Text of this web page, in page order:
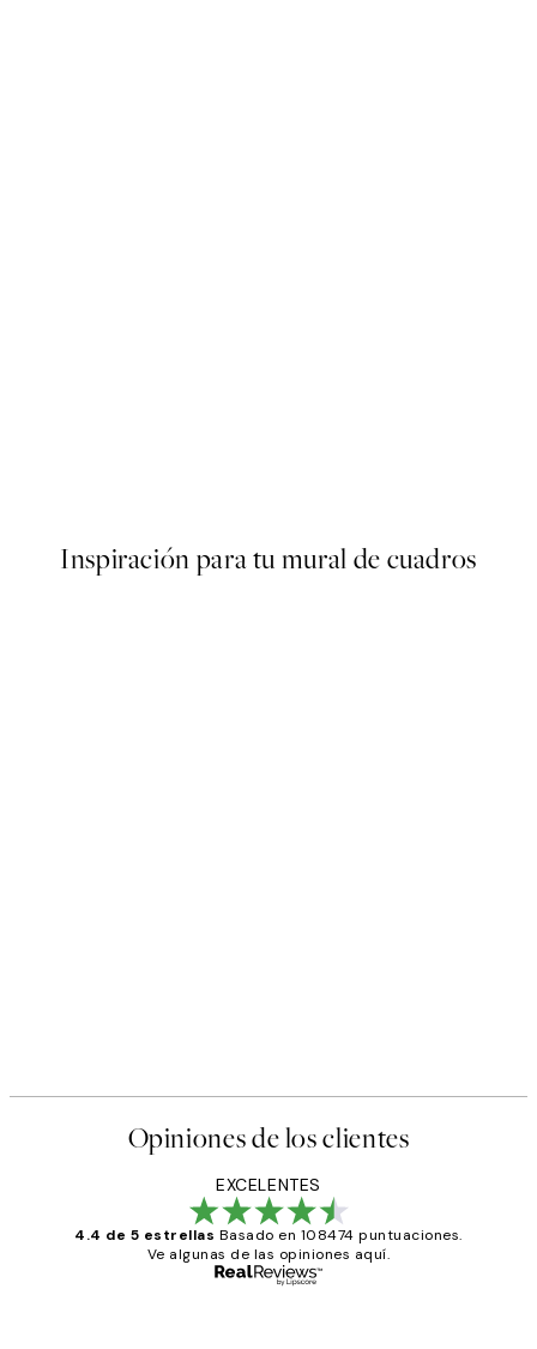
Inspiración para tu mural de cuadros
Opiniones de los clientes
EXCELENTES
4.4 de 5 estrellas Basado en 108474 puntuaciones.
Ve algunas de las opiniones aquí.